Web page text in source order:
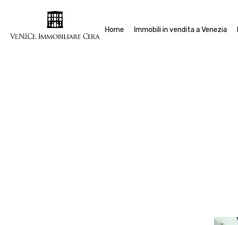
Home
Immobili in vendita a Venezia